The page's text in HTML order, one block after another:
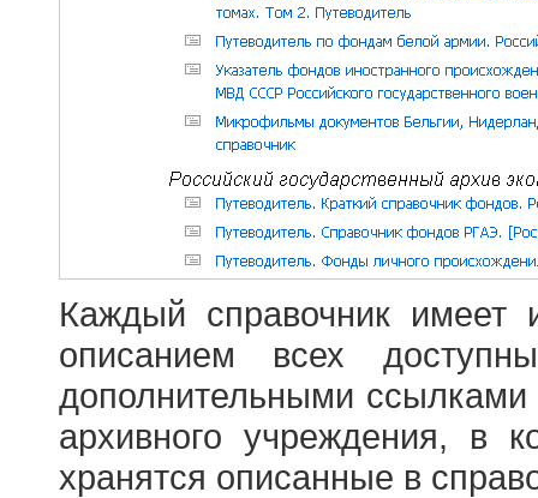
Каждый справочник имеет
описанием всех
дополнительными
архивного учреждения, в
хранятся описанные в